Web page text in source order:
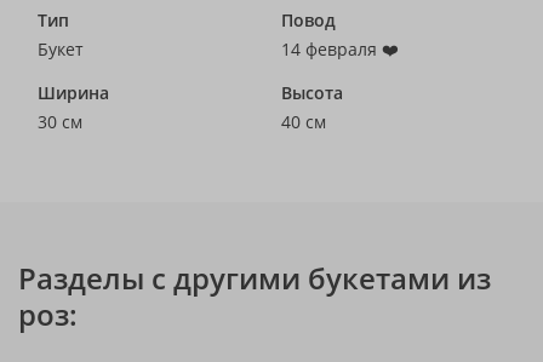
Тип
Букет
Повод
14 февраля ❤️
Ширина
30 см
Высота
40 см
Разделы с другими букетами из
роз: